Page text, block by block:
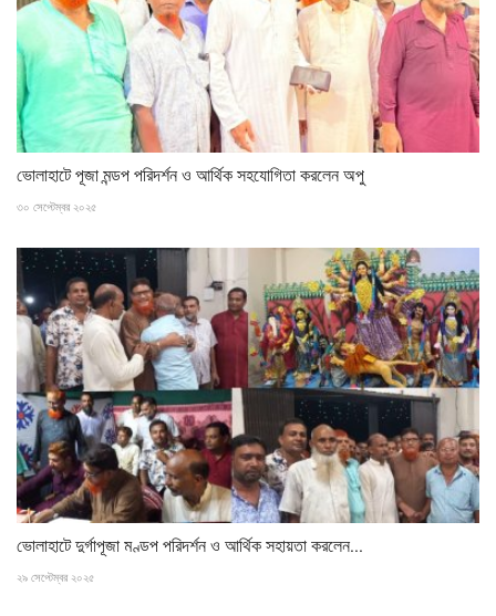
ভোলাহাটে পূজা মন্ডপ পরিদর্শন ও আর্থিক সহযোগিতা করলেন অপু
৩০ সেপ্টেম্বর ২০২৫
ভোলাহাটে দুর্গাপূজা মণ্ডপ পরিদর্শন ও আর্থিক সহায়তা করলেন...
২৯ সেপ্টেম্বর ২০২৫